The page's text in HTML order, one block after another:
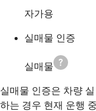
자가용
실매물 인증
실매물
실매물 인증은 차량
하는 경우 현재 운행